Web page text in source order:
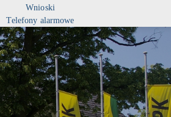
Wnioski
Telefony alarmowe